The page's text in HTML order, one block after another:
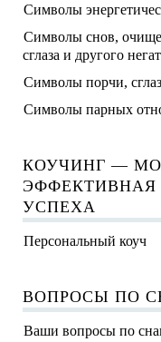
Символы
Символы снов,
сглаза и другого
Символы порчи,
Символы парных
КОУЧИНГ —
ЭФФЕКТИВНАЯ
УСПЕХА
Персональный коуч
ВОПРОСЫ ПО
Ваши вопросы по